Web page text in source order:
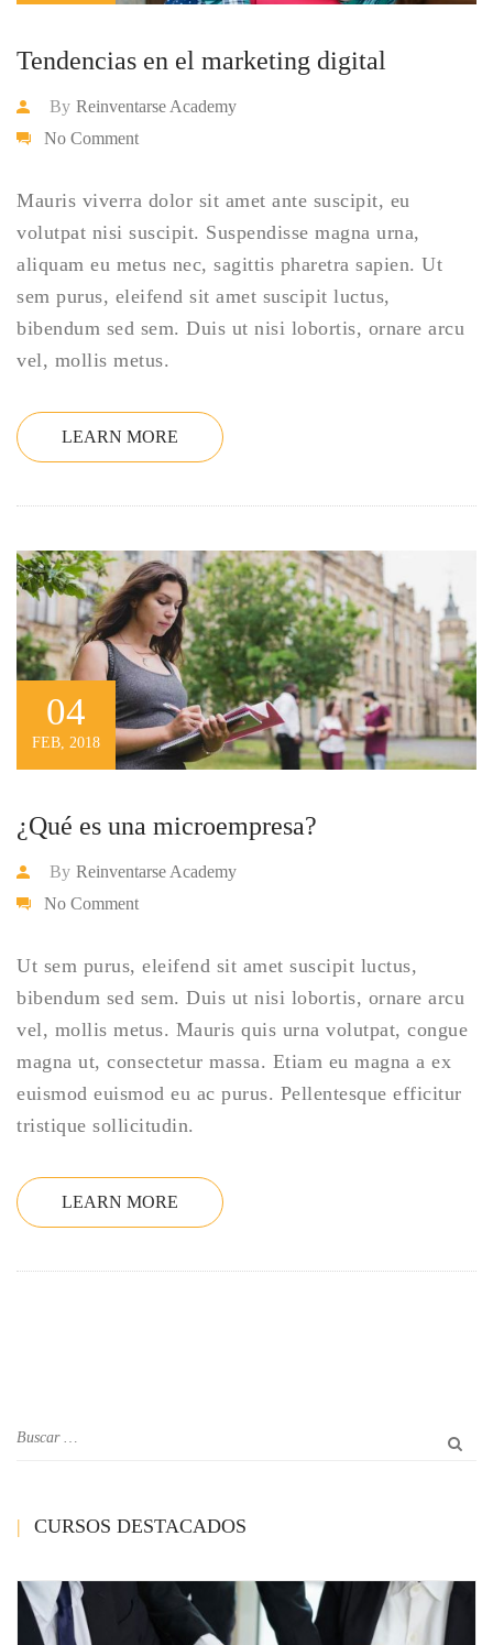
Tendencias en el marketing digital
By Reinventarse Academy
No Comment
Mauris viverra dolor sit amet ante suscipit, eu
volutpat nisi suscipit. Suspendisse magna urna,
aliquam eu metus nec, sagittis pharetra sapien. Ut
sem purus, eleifend sit amet suscipit luctus,
bibendum sed sem. Duis ut nisi lobortis, ornare arcu
vel, mollis metus.
LEARN MORE
04
FEB, 2018
¿Qué es una microempresa?
By Reinventarse Academy
No Comment
Ut sem purus, eleifend sit amet suscipit luctus,
bibendum sed sem. Duis ut nisi lobortis, ornare arcu
vel, mollis metus. Mauris quis urna volutpat, congue
magna ut, consectetur massa. Etiam eu magna a ex
euismod euismod eu ac purus. Pellentesque efficitur
tristique sollicitudin.
LEARN MORE
CURSOS DESTACADOS